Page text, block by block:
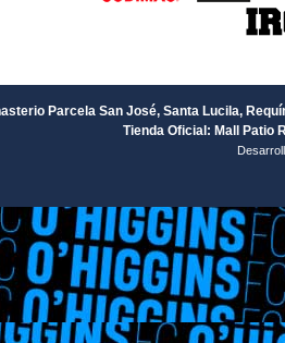
Parcela San José, Santa Lucila,
Tienda Oficial: Mall Patio